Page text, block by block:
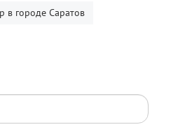
в городе Саратов